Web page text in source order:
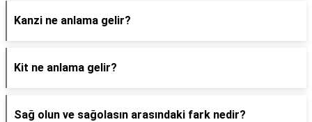
Kanzi ne anlama gelir?
Kit ne anlama gelir?
Sağ olun ve sağolasın arasındaki fark nedir?